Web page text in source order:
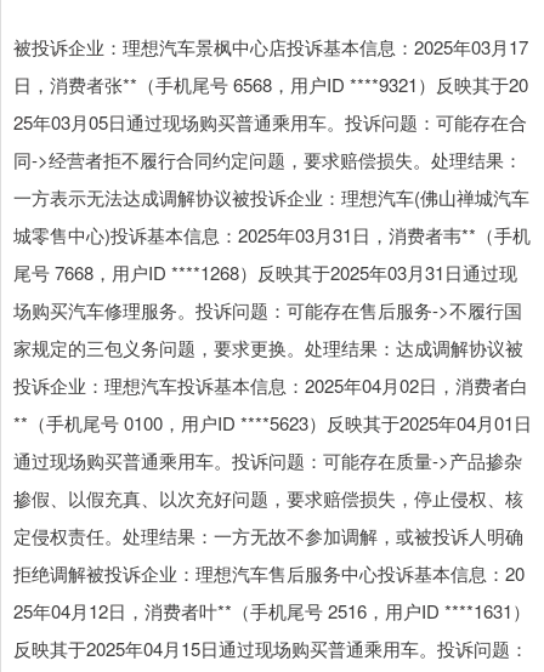
被投诉企业：理想汽车景枫中心店投诉基本信息：2025年03月17
日，消费者张**（手机尾号 6568，用户ID ****9321）反映其于20
25年03月05日通过现场购买普通乘用车。投诉问题：可能存在合
同->经营者拒不履行合同约定问题，要求赔偿损失。处理结果：
一方表示无法达成调解协议被投诉企业：理想汽车(佛山禅城汽车
城零售中心)投诉基本信息：2025年03月31日，消费者韦**（手机
尾号 7668，用户ID ****1268）反映其于2025年03月31日通过现
场购买汽车修理服务。投诉问题：可能存在售后服务->不履行国
家规定的三包义务问题，要求更换。处理结果：达成调解协议被
投诉企业：理想汽车投诉基本信息：2025年04月02日，消费者白
**（手机尾号 0100，用户ID ****5623）反映其于2025年04月01日
通过现场购买普通乘用车。投诉问题：可能存在质量->产品掺杂
掺假、以假充真、以次充好问题，要求赔偿损失，停止侵权、核
定侵权责任。处理结果：一方无故不参加调解，或被投诉人明确
拒绝调解被投诉企业：理想汽车售后服务中心投诉基本信息：20
25年04月12日，消费者叶**（手机尾号 2516，用户ID ****1631）
反映其于2025年04月15日通过现场购买普通乘用车。投诉问题：